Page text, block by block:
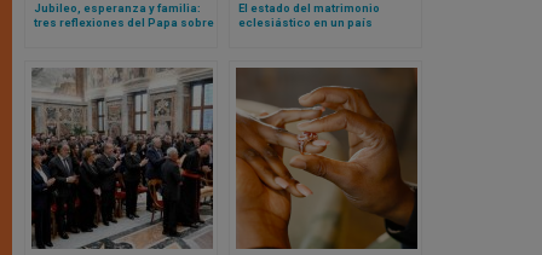
Jubileo, esperanza y familia:
tres reflexiones del Papa sobre
El estado del matrimonio
eclesiástico en un país